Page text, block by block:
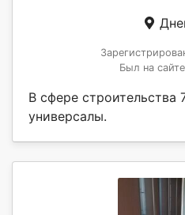
Был на
В сфере строительства
универсалы.